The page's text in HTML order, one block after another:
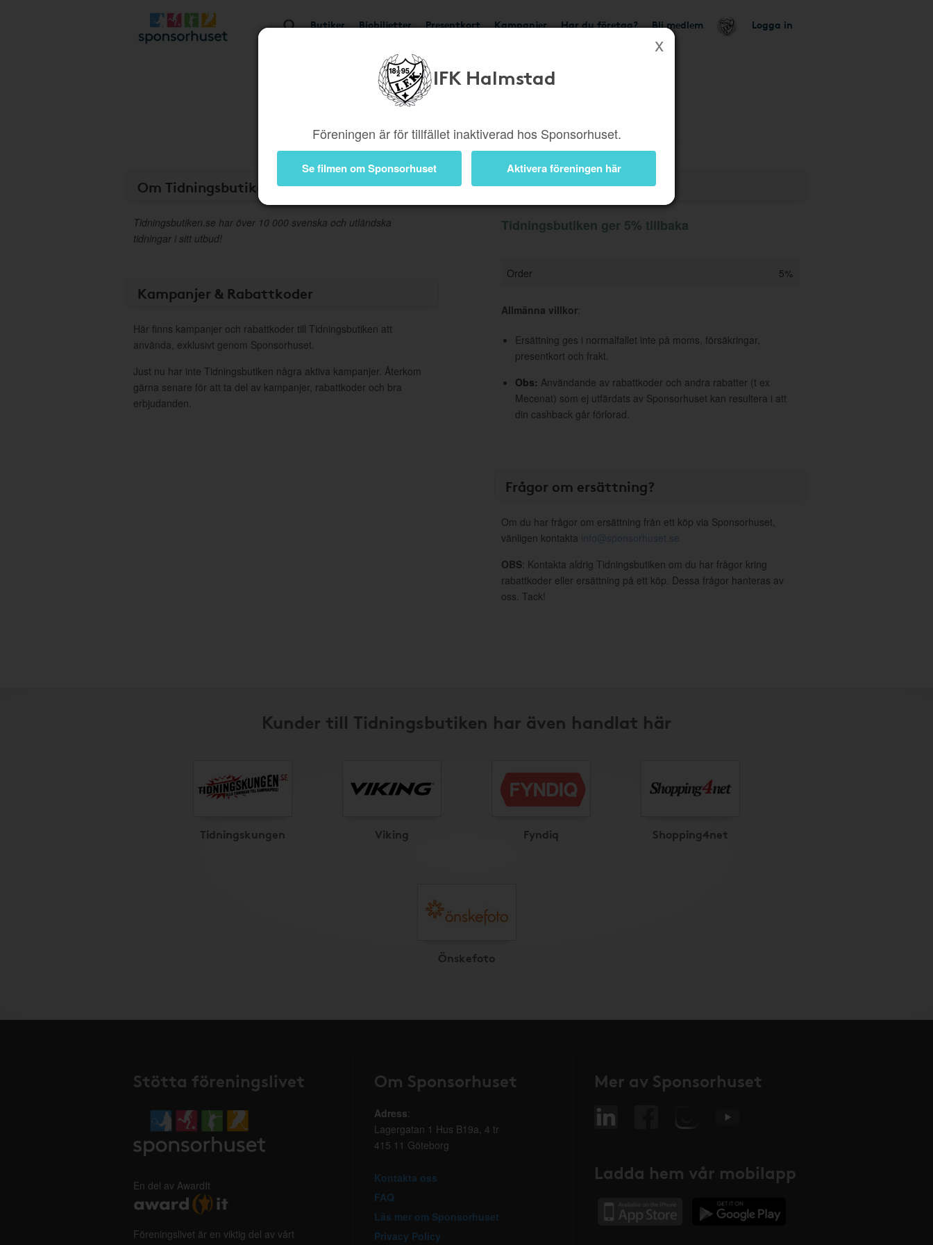
Butiker Biobiljetter Presentkort Kampanjer Har du företag? Bli medlem Logga in
IFK Halmstad
Föreningen är för tillfället inaktiverad hos Sponsorhuset.
Se filmen om Sponsorhuset Aktivera föreningen här
Om Tidningsbutiken
Tidningsbutiken.se har över 10 000 svenska och utländska
tidningar i sitt utbud!
Kampanjer & Rabattkoder
Här finns kampanjer och rabattkoder till Tidningsbutiken att
använda, exklusivt genom Sponsorhuset.
Just nu har inte Tidningsbutiken några aktiva kampanjer. Återkom
gärna senare för att ta del av kampanjer, rabattkoder och bra
erbjudanden.
Information
Tidningsbutiken ger 5% tillbaka
Order 5%
Allmänna villkor:
Ersättning ges i normalfallet inte på moms, försäkringar,
presentkort och frakt.
Obs: Användande av rabattkoder och andra rabatter (t ex
Mecenat) som ej utfärdats av Sponsorhuset kan resultera i att
din cashback går förlorad.
Frågor om ersättning?
Om du har frågor om ersättning från ett köp via Sponsorhuset,
vänligen kontakta info@sponsorhuset.se
OBS: Kontakta aldrig Tidningsbutiken om du har frågor kring
rabattkoder eller ersättning på ett köp. Dessa frågor hanteras av
oss. Tack!
Kunder till Tidningsbutiken har även handlat här
Tidningskungen Viking Fyndiq Shopping4net
Önskefoto
Stötta föreningslivet
En del av AwardIt
Föreningslivet är en viktig del av vårt
Om Sponsorhuset
Adress:
Lagergatan 1 Hus B19a, 4 tr
415 11 Göteborg
Kontakta oss
FAQ
Läs mer om Sponsorhuset
Privacy Policy
Mer av Sponsorhuset
Ladda hem vår mobilapp